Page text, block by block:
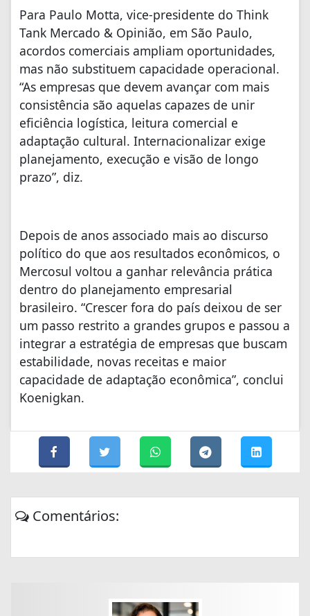
Para Paulo Motta, vice-presidente do Think
Tank Mercado & Opinião, em São Paulo,
acordos comerciais ampliam oportunidades,
mas não substituem capacidade operacional.
“As empresas que devem avançar com mais
consistência são aquelas capazes de unir
eficiência logística, leitura comercial e
adaptação cultural. Internacionalizar exige
planejamento, execução e visão de longo
prazo”, diz.
Depois de anos associado mais ao discurso
político do que aos resultados econômicos, o
Mercosul voltou a ganhar relevância prática
dentro do planejamento empresarial
brasileiro. “Crescer fora do país deixou de ser
um passo restrito a grandes grupos e passou a
integrar a estratégia de empresas que buscam
estabilidade, novas receitas e maior
capacidade de adaptação econômica”, conclui
Koenigkan.
Comentários: